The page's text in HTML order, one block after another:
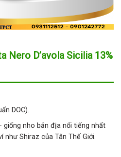
Nero D’avola Sicilia 13%
DOC).
giống nho bản địa nổi tiếng nhất
như Shiraz của Tân Thế Giới.